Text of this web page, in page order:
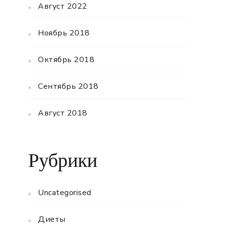
Август 2022
Ноябрь 2018
Октябрь 2018
Сентябрь 2018
Август 2018
Рубрики
Uncategorised
Диеты